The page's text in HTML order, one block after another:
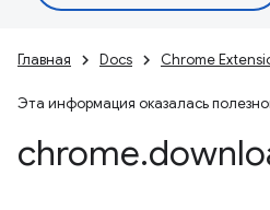
Главная Docs Chrome
Эта информация оказалась
chrome.